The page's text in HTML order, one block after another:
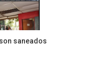
saneados